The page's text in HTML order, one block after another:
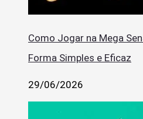
Como Jogar na Mega
Forma Simples e Eficaz
29/06/2026